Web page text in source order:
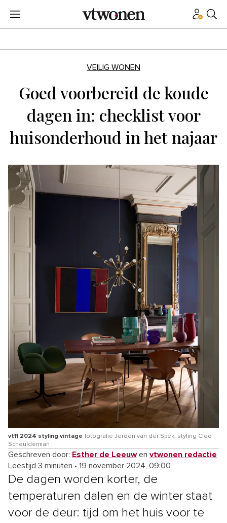
VEILIG WONEN
Goed voorbereid de koude
dagen in: checklist voor
huisonderhoud in het najaar
vt11 2024 styling vintage fotografie Jeroen van der Spek, styling Cleo
Scheulderman
Geschreven door: Esther de Leeuwen vtwonen redactie
Leestijd 3 minuten • 19 november 2024, 09:00
De dagen worden korter, de
temperaturen dalen en de winter staat
voor de deur: tijd om het huis voor te